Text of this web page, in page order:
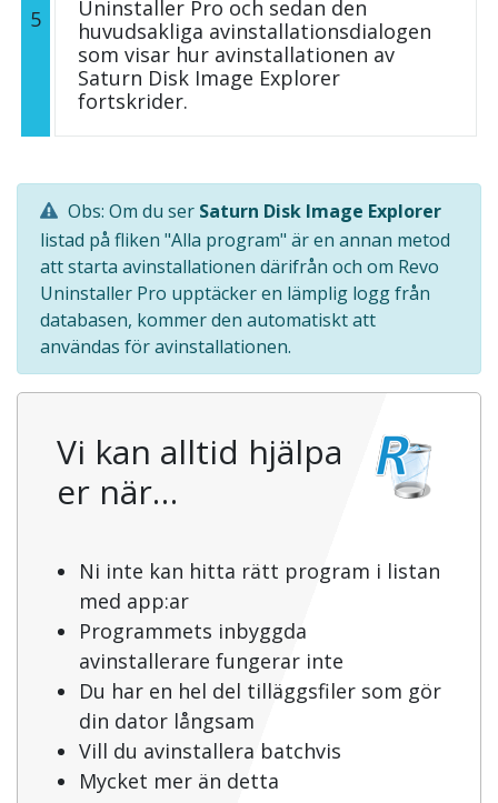
5
Uninstaller Pro och sedan den
huvudsakliga avinstallationsdialogen
som visar hur avinstallationen av
Saturn Disk Image Explorer
fortskrider.
Obs: Om du ser Saturn Disk Image Explorer
listad på fliken "Alla program" är en annan metod
att starta avinstallationen därifrån och om Revo
Uninstaller Pro upptäcker en lämplig logg från
databasen, kommer den automatiskt att
användas för avinstallationen.
Vi kan alltid hjälpa
er när…
Ni inte kan hitta rätt program i listan
med app:ar
Programmets inbyggda
avinstallerare fungerar inte
Du har en hel del tilläggsfiler som gör
din dator långsam
Vill du avinstallera batchvis
Mycket mer än detta